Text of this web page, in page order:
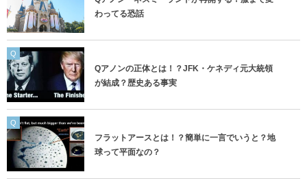
わってる恐話
Q
Qアノンの正体とは！？JFK・ケネディ元大統領
が結成？歴史ある事実
Q
フラットアースとは！？簡単に一言でいうと？地
球って平面なの？